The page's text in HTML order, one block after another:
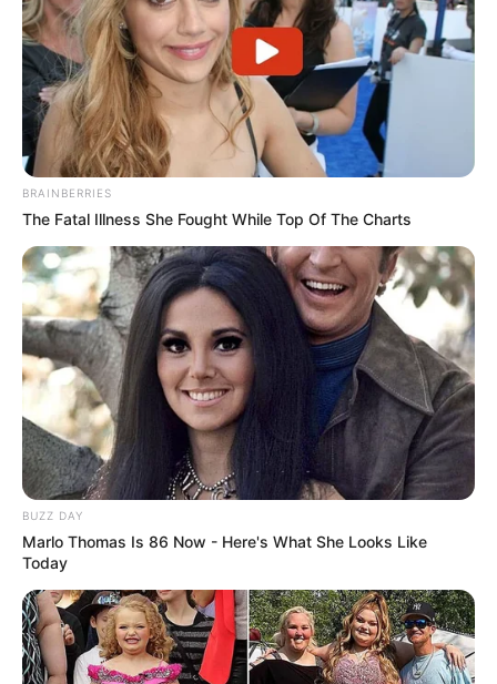
BRAINBERRIES
The Fatal Illness She Fought While Top Of The Charts
BUZZ DAY
Marlo Thomas Is 86 Now - Here's What She Looks Like
Today